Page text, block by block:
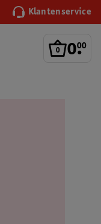
Klantenservice
0.
00